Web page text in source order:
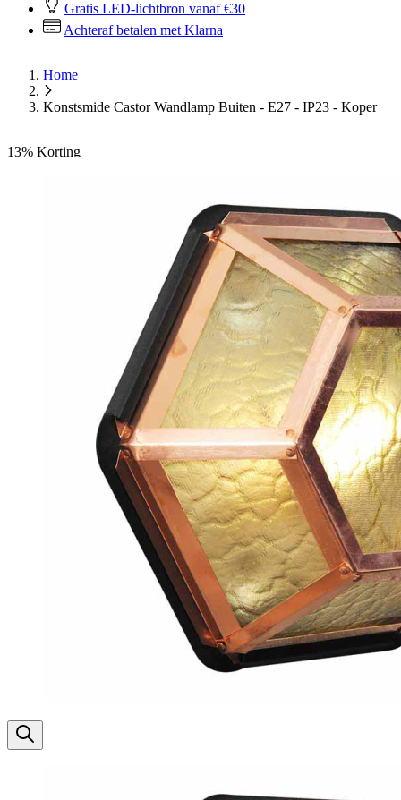
Gratis LED-lichtbron vanaf €30
Achteraf betalen met Klarna
Home
Konstsmide Castor Wandlamp Buiten - E27 - IP23 - Koper
13% Korting